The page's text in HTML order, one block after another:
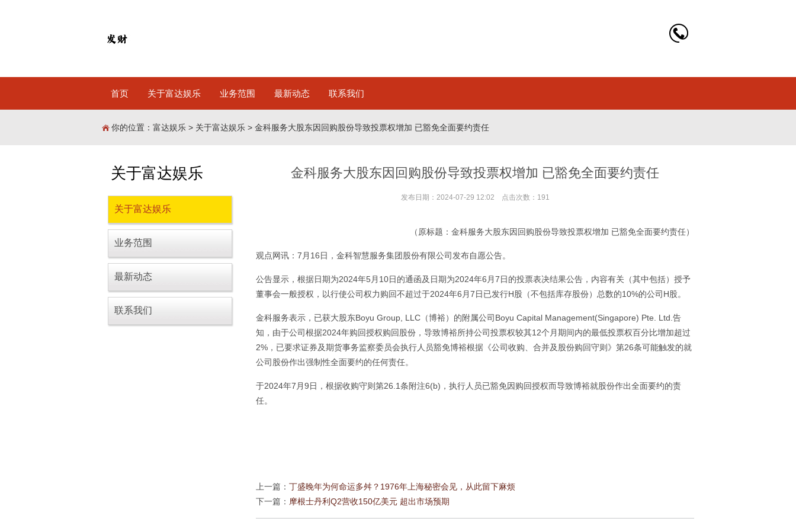
首页 关于富达娱乐 业务范围 最新动态 联系我们
你的位置： 富达娱乐 > 关于富达娱乐 > 金科服务大股东因回购股份导致投票权增加 已豁免全面要约责任
金科服务大股东因回购股份导致投票权增加 已豁免全面要约责任
发布日期：2024-07-29 12:02 点击次数：191
（原标题：金科服务大股东因回购股份导致投票权增加 已豁免全面要约责任）
观点网讯：7月16日，金科智慧服务集团股份有限公司发布自愿公告。
公告显示，根据日期为2024年5月10日的通函及日期为2024年6月7日的投票表决结果公告，内容有关（其中包括）授予
董事会一般授权，以行使公司权力购回不超过于2024年6月7日已发行H股（不包括库存股份）总数的10%的公司H股。
金科服务表示，已获大股东Boyu Group, LLC（博裕）的附属公司Boyu Capital Management(Singapore) Pte. Ltd.告
知，由于公司根据2024年购回授权购回股份，导致博裕所持公司投票权较其12个月期间内的最低投票权百分比增加超过
2%，已要求证券及期货事务监察委员会执行人员豁免博裕根据《公司收购、合并及股份购回守则》第26条可能触发的就
公司股份作出强制性全面要约的任何责任。
于2024年7月9日，根据收购守则第26.1条附注6(b)，执行人员已豁免因购回授权而导致博裕就股份作出全面要约的责
任。
上一篇： 丁盛晚年为何命运多舛？1976年上海秘密会见，从此留下麻烦
下一篇： 摩根士丹利Q2营收150亿美元 超出市场预期
关于富达娱乐
关于富达娱乐
业务范围
最新动态
联系我们